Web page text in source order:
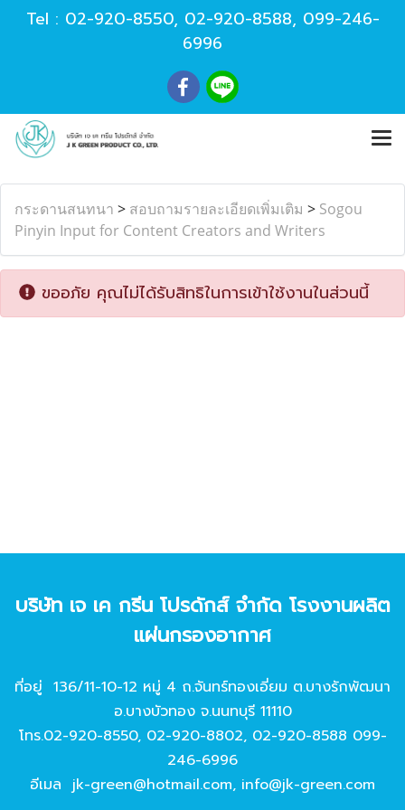
Tel : 02-920-8550, 02-920-8588, 099-246-
6996
กระดานสนทนา > สอบถามรายละเอียดเพิ่มเติม > Sogou
Pinyin Input for Content Creators and Writers
ขออภัย คุณไม่ได้รับสิทธิในการเข้าใช้งานในส่วนนี้
บริษัท เจ เค กรีน โปรดักส์ จํากัด โรงงานผลิต
แผ่นกรองอากาศ
ที่อยู่ 136/11-10-12 หมู่ 4 ถ.จันทร์ทองเอี่ยม ต.บางรักพัฒนา
อ.บางบัวทอง จ.นนทบุรี 11110
โทร.02-920-8550, 02-920-8802, 02-920-8588 099-
246-6996
อีเมล jk-green@hotmail.com, info@jk-green.com